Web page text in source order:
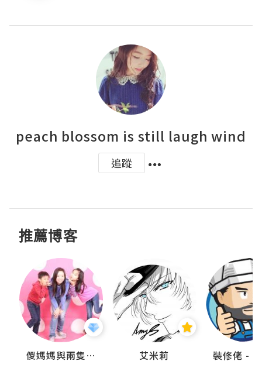
peach blossom is still laugh wind
追蹤
推薦博客
儍媽媽與兩隻小魔怪之家 艾米莉